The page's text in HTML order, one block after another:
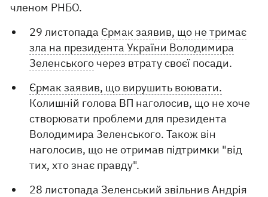
членом РНБО.
29 листопада Єрмак заявив, що не тримає
зла на президента України Володимира
Зеленського через втрату своєї посади.
Єрмак заявив, що вирушить воювати.
Колишній голова ВП наголосив, що не хоче
створювати проблеми для президента
Володимира Зеленського. Також він
наголосив, що не отримав підтримки "від
тих, хто знає правду".
28 листопада Зеленський звільнив Андрія